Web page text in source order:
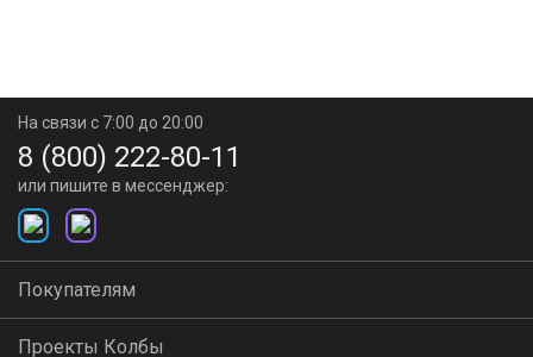
На связи с 7:00 до 20:00
8 (800) 222-80-11
или пишите в мессенджер:
Покупателям
Проекты Колбы